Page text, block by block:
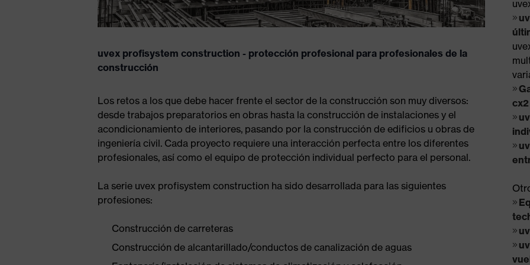
17.10.2017
Dr. Florian Kühlein, director de desarrollo
de producto de SBU Eyewear y director
de über uvex i-gonomics
uvex profisystem construction - protección profesional para profesionales de la
construcción
Los retos a los que debe hacer frente el sector de la construcción son muy diversos:
desde trabajos preparatorios en obras hasta la construcción de instalaciones y el
acondicionamiento de interiores, pasando por la construcción de edificios u obras de
ingeniería civil. Cada proyecto requiere una interacción perfecta entre los diferentes
profesionales, así como el equipo de protección individual perfecto para el personal.
La serie uvex profisystem construction ha sido desarrollada para las siguientes
profesiones:
Construcción de carreteras
Construcción de alcantarillado/conductos de canalización de aguas